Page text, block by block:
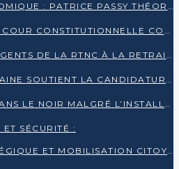
INTELLIGENCE ÉCONOMIQUE : PATRICE PASSY THÉORISE UNE STRATÉGIE ADAPTÉE AUX CONTEXTES FRAGMENTÉS
PRÉSIDENTIELLE : LA COUR CONSTITUTIONNELLE CONFIRME LA VICTOIRE DE SASSOU NGUESSO AVEC 94,90 % DES SUFFRAGES
RDC : PLUS DE 500 AGENTS DE LA RTNC À LA RETRAITE, UNE PAGE SE TOURNE
ONU : L’UNION AFRICAINE SOUTIENT LA CANDIDATURE DE MACKY SALL
MADIBOU PLONGÉ DANS LE NOIR MALGRÉ L’INSTALLATION D’UN NOUVEAU TRANSFORMATEUR
SÉCURITÉ :
CITOYENNE POUR NOTRE SOUVERAINETÉ NATIONALE